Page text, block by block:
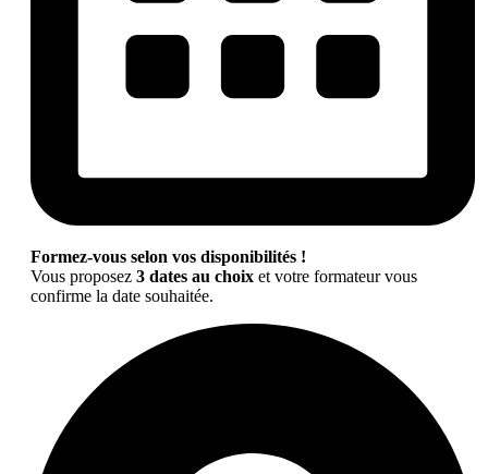
Formez-vous selon vos disponibilités !
Vous proposez 3 dates au choix et votre formateur vous
confirme la date souhaitée.